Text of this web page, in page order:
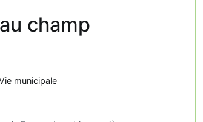
champ
municipale